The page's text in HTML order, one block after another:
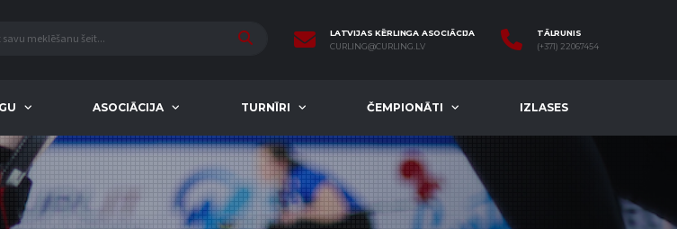
LATVIJAS KĒRLINGA ASOCIĀCIJA
CURLING@CURLING.LV
TĀLRUNIS
(+371) 22067454
ASOCIĀCIJA TURNĪRI ČEMPIONĀTI IZLASES